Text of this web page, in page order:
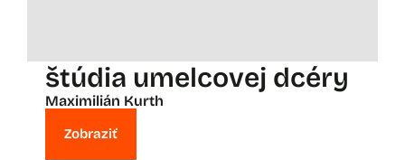
štúdia umelcovej dcéry
Maximilián Kurth
Zobraziť